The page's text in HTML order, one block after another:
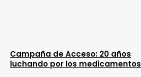
Campaña de Acceso: 20 años
luchando por los medicamentos